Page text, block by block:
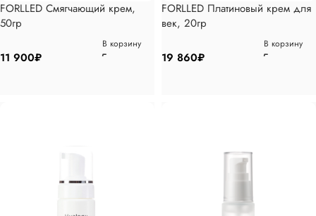
FORLLED Смягчающий крем,
50гр
11 900₽
В корзину
FORLLED Платиновый крем для
век, 20гр
19 860₽
В корзину